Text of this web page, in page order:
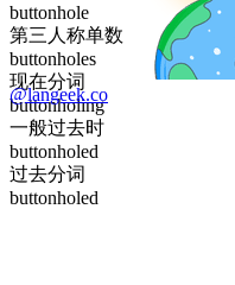
buttonhole
第三人称单数
buttonholes
现在分词
buttonholing
一般过去时
buttonholed
过去分词
buttonholed
@langeek.co